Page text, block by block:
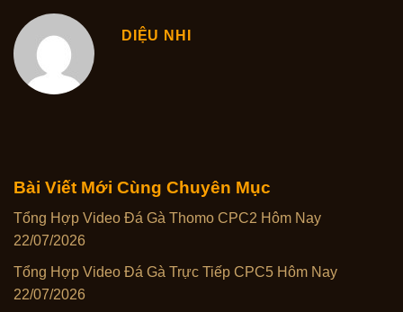
Bài Viết Mới Cùng Chuyên Mục
Tổng Hợp Video Đá Gà Thomo CPC2 Hôm Nay
22/07/2026
Tổng Hợp Video Đá Gà Trực Tiếp CPC5 Hôm Nay
22/07/2026
DIỆU NHI